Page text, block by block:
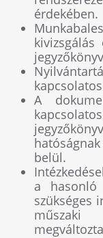
érdekében.
A
belül.
a hasonló
szükséges